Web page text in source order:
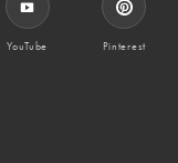
YouTube Pinterest